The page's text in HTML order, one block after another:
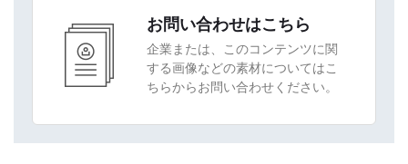
お問い合わせはこちら
企業または、このコンテンツに関
する画像などの素材についてはこ
ちらからお問い合わせください。